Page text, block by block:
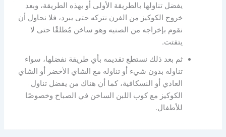
يفضل تناولها بالطريقة الأولى أو بهذه الطريقة، وبعد
خروج الكوكيز من الفرن نتركه حتى يبرد، فلا نحاول أن
نقوم بإخراجه من الصنيه وهو ساخن مُطلقًا حتى لا
يتفتت.
ثم بعد ذلك نستطع تقديمه بأي طريقة نفضلها، سواء
تناوله بدون شيء أو تناوله مع الشاي الأخضر أو الشاي
العادي أو النسكافية، كما أن هناك من يفضل تناول
الكوكيز مع كوب اللبن الساخن في الصباح وخصوصًا
للأطفال.